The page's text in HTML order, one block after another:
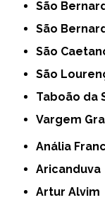
São
São
São
São
Taboão da
Vargem
Anália
Aricanduva
Artur Alvim